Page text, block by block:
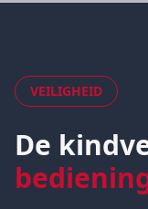
VEILIGHEID
De